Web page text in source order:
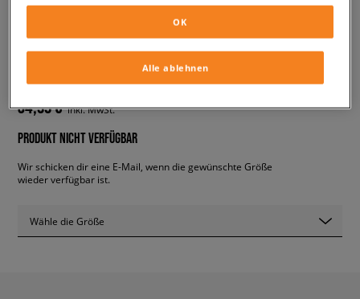
ADIDAS HOODIE NY HOODIE
herren, hoodies und sweatshirts
34,99 € inkl. MwSt.
PRODUKT NICHT VERFÜGBAR
Wir schicken dir eine E-Mail, wenn die gewünschte Größe
wieder verfügbar ist.
Wähle die Größe
Alle ablehnen
OK